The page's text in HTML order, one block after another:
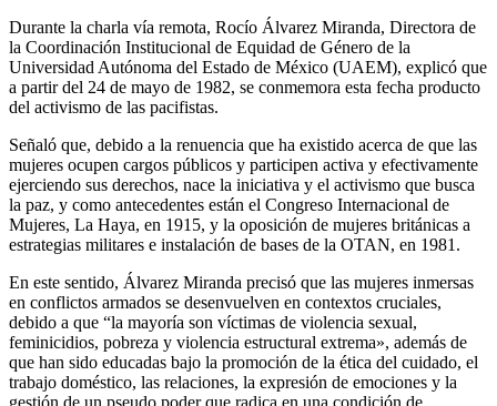
Durante la charla vía remota, Rocío Álvarez Miranda, Directora de
la Coordinación Institucional de Equidad de Género de la
Universidad Autónoma del Estado de México (UAEM), explicó que
a partir del 24 de mayo de 1982, se conmemora esta fecha producto
del activismo de las pacifistas.
Señaló que, debido a la renuencia que ha existido acerca de que las
mujeres ocupen cargos públicos y participen activa y efectivamente
ejerciendo sus derechos, nace la iniciativa y el activismo que busca
la paz, y como antecedentes están el Congreso Internacional de
Mujeres, La Haya, en 1915, y la oposición de mujeres británicas a
estrategias militares e instalación de bases de la OTAN, en 1981.
En este sentido, Álvarez Miranda precisó que las mujeres inmersas
en conflictos armados se desenvuelven en contextos cruciales,
debido a que “la mayoría son víctimas de violencia sexual,
feminicidios, pobreza y violencia estructural extrema», además de
que han sido educadas bajo la promoción de la ética del cuidado, el
trabajo doméstico, las relaciones, la expresión de emociones y la
gestión de un pseudo poder que radica en una condición de